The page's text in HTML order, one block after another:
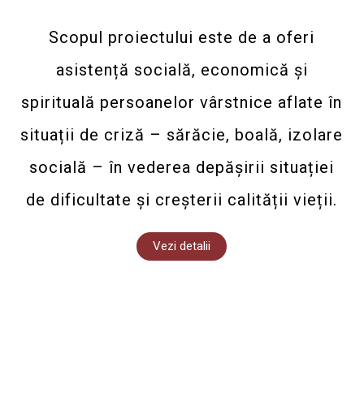
Scopul proiectului este de a oferi
asistență socială, economică și
spirituală persoanelor vârstnice aflate în
situații de criză – sărăcie, boală, izolare
socială – în vederea depășirii situației
de dificultate și creșterii calității vieții.
Vezi detalii